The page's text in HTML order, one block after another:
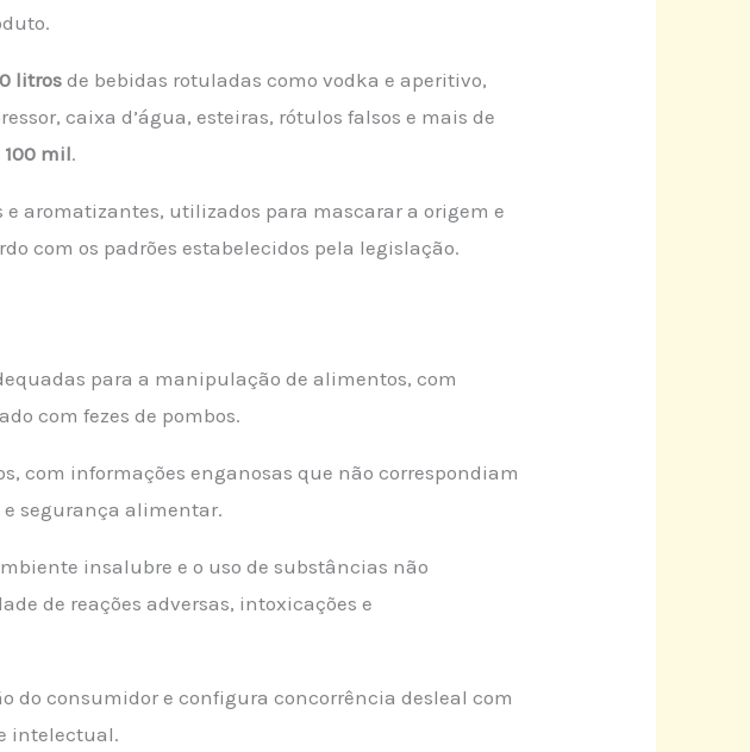
litrosde bebidas rotuladas como vodka e aperitivo,
caixa d’água, esteiras, rótulos falsos e mais de
100 mil.
aromatizantes, utilizados para mascarar a origem e
com os padrões estabelecidos pela legislação.
para a manipulação de alimentos, com
com fezes de pombos.
com informações enganosas que não correspondiam
segurança alimentar.
insalubre e o uso de substâncias não
de reações adversas, intoxicações e
do consumidor e configura concorrência desleal com
intelectual.